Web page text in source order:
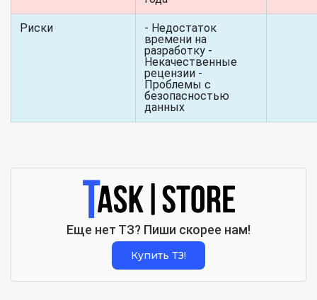
Риски
- Недостаток
времени на
разработку -
Некачественные
рецензии -
Проблемы с
безопасностью
данных
Еще нет ТЗ? Пиши скорее нам!
Купить ТЗ!